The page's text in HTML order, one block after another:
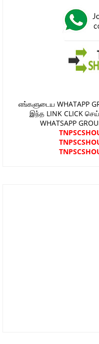
எங்களுடைய WHATAPP
இந்த LINK CLICK
WHATSAPP